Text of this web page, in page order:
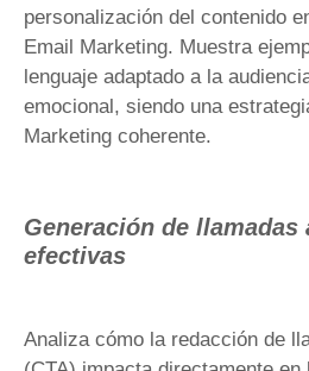
personalización del contenido
Email Marketing. Muestra
lenguaje adaptado a la
emocional, siendo una
Marketing coherente.
Generación de llamadas
efectivas
Analiza cómo la redacción de